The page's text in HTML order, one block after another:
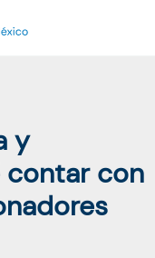
y
con